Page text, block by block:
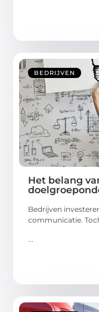
BEDRIJVEN
Het belang
Bedrijven
communicatie.
...